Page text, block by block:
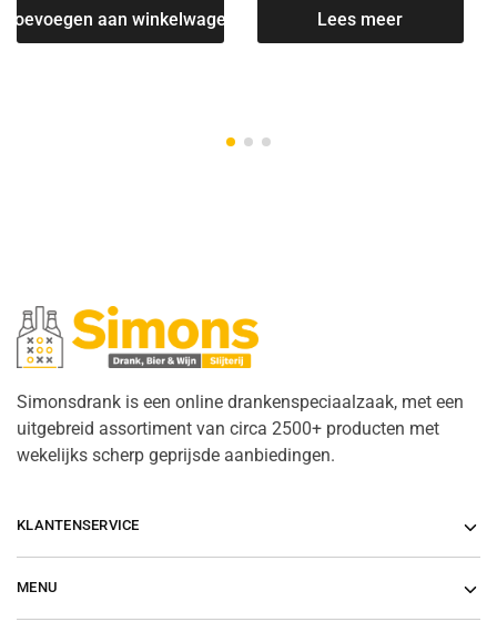
Toevoegen aan winkelwagen
Lees meer
Simonsdrank is een online drankenspeciaalzaak, met een
uitgebreid assortiment van circa 2500+ producten met
wekelijks scherp geprijsde aanbiedingen.
KLANTENSERVICE
MENU